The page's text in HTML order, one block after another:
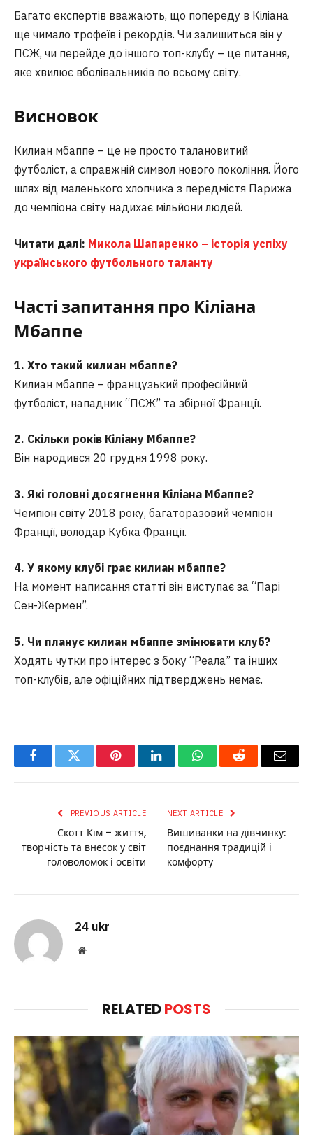
Багато експертів вважають, що попереду в Кіліана
ще чимало трофеїв і рекордів. Чи залишиться він у
ПСЖ, чи перейде до іншого топ-клубу – це питання,
яке хвилює вболівальників по всьому світу.
Висновок
Килиан мбаппе – це не просто талановитий
футболіст, а справжній символ нового покоління. Його
шлях від маленького хлопчика з передмістя Парижа
до чемпіона світу надихає мільйони людей.
Читати далі: Микола Шапаренко – історія успіху
українського футбольного таланту
Часті запитання про Кіліана
Мбаппе
1. Хто такий килиан мбаппе?
Килиан мбаппе – французький професійний
футболіст, нападник “ПСЖ” та збірної Франції.
2. Скільки років Кіліану Мбаппе?
Він народився 20 грудня 1998 року.
3. Які головні досягнення Кіліана Мбаппе?
Чемпіон світу 2018 року, багаторазовий чемпіон
Франції, володар Кубка Франції.
4. У якому клубі грає килиан мбаппе?
На момент написання статті він виступає за “Парі
Сен-Жермен”.
5. Чи планує килиан мбаппе змінювати клуб?
Ходять чутки про інтерес з боку “Реала” та інших
топ-клубів, але офіційних підтверджень немає.
FacebookTwitter PinterestLinkedInWhatsAppReddit Email
PREVIOUS ARTICLE
Скотт Кім – життя,
творчість та внесок у світ
головоломок і освіти
NEXT ARTICLE
Вишиванки на дівчинку:
поєднання традицій і
комфорту
24 ukr
Website
RELATEDPOSTS